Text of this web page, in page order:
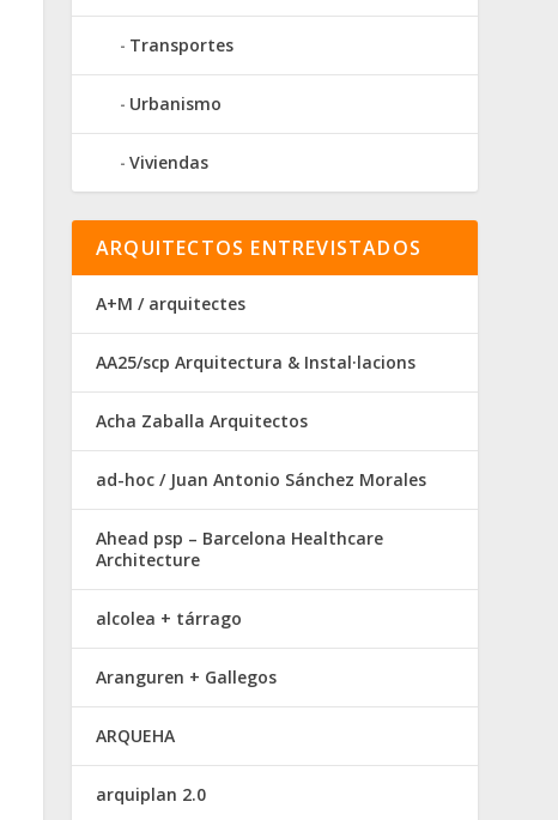
Transportes
Urbanismo
Viviendas
ARQUITECTOS ENTREVISTADOS
A+M / arquitectes
AA25/scp Arquitectura & Instal·lacions
Acha Zaballa Arquitectos
ad-hoc / Juan Antonio Sánchez Morales
Ahead psp – Barcelona Healthcare
Architecture
alcolea + tárrago
Aranguren + Gallegos
ARQUEHA
arquiplan 2.0